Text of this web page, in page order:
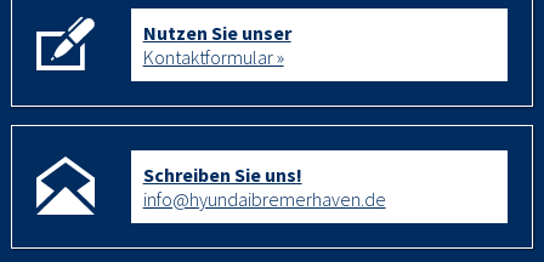
Nutzen Sie unser
Kontaktformular »
Schreiben Sie uns!
info@hyundaibremerhaven.de